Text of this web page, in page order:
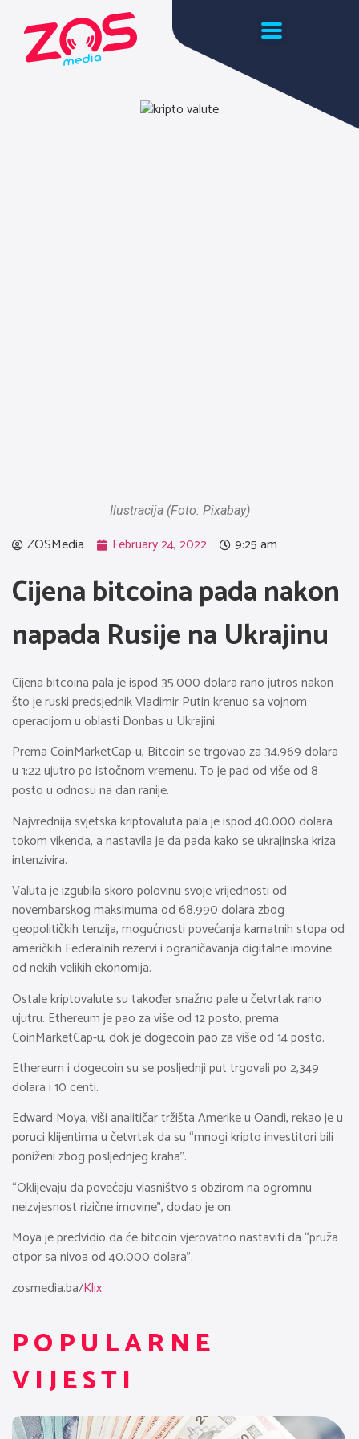
Ilustracija (Foto: Pixabay)
ZOSMedia February 24, 2022 9:25 am
Cijena bitcoina pada nakon
napada Rusije na Ukrajinu
Cijena bitcoina pala je ispod 35.000 dolara rano jutros nakon
što je ruski predsjednik Vladimir Putin krenuo sa vojnom
operacijom u oblasti Donbas u Ukrajini.
Prema CoinMarketCap-u, Bitcoin se trgovao za 34.969 dolara
u 1:22 ujutro po istočnom vremenu. To je pad od više od 8
posto u odnosu na dan ranije.
Najvrednija svjetska kriptovaluta pala je ispod 40.000 dolara
tokom vikenda, a nastavila je da pada kako se ukrajinska kriza
intenzivira.
Valuta je izgubila skoro polovinu svoje vrijednosti od
novembarskog maksimuma od 68.990 dolara zbog
geopolitičkih tenzija, mogućnosti povećanja kamatnih stopa od
američkih Federalnih rezervi i ograničavanja digitalne imovine
od nekih velikih ekonomija.
Ostale kriptovalute su također snažno pale u četvrtak rano
ujutru. Ethereum je pao za više od 12 posto, prema
CoinMarketCap-u, dok je dogecoin pao za više od 14 posto.
Ethereum i dogecoin su se posljednji put trgovali po 2,349
dolara i 10 centi.
Edward Moya, viši analitičar tržišta Amerike u Oandi, rekao je u
poruci klijentima u četvrtak da su “mnogi kripto investitori bili
poniženi zbog posljednjeg kraha”.
“Oklijevaju da povećaju vlasništvo s obzirom na ogromnu
neizvjesnost rizične imovine”, dodao je on.
Moya je predvidio da će bitcoin vjerovatno nastaviti da “pruža
otpor sa nivoa od 40.000 dolara”.
zosmedia.ba/Klix
POPULARNE
VIJESTI